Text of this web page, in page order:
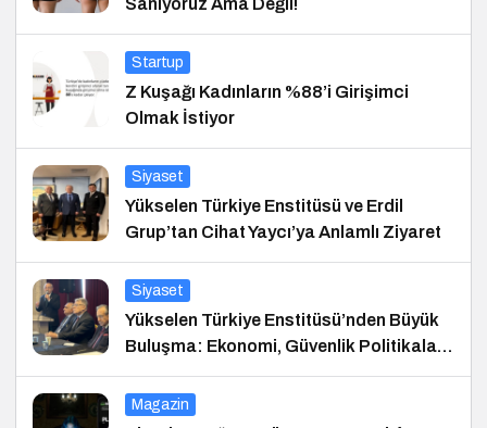
Sanıyoruz Ama Değil!
Startup
Z Kuşağı Kadınların %88’i Girişimci
Olmak İstiyor
Siyaset
Yükselen Türkiye Enstitüsü ve Erdil
Grup’tan Cihat Yaycı’ya Anlamlı Ziyaret
Siyaset
Yükselen Türkiye Enstitüsü’nden Büyük
Buluşma: Ekonomi, Güvenlik Politikaları
ve Hukuk Konferansı
Magazin